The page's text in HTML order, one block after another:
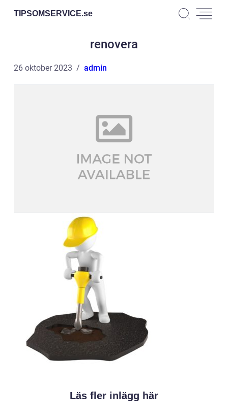
TIPSOMSERVICE.se
renovera
26 oktober 2023 admin
Läs fler inlägg här